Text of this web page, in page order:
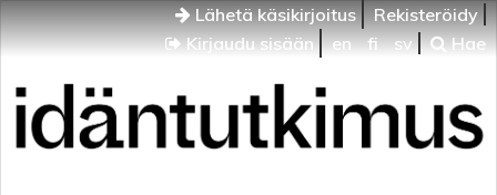
Lähetä käsikirjoitus
Rekisteröidy
Kirjaudu sisään
en fi sv Hae